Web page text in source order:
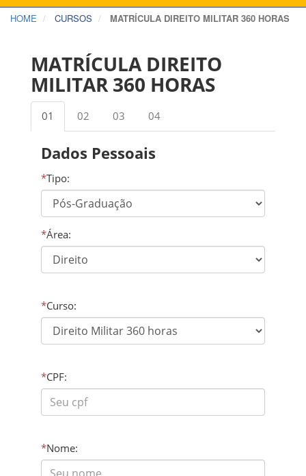
HOME CURSOS MATRÍCULA DIREITO MILITAR 360 HORAS
MATRÍCULA DIREITO
MILITAR 360 HORAS
01 02 03 04
Dados Pessoais
*Tipo:
*Área:
*Curso:
*CPF:
*Nome: